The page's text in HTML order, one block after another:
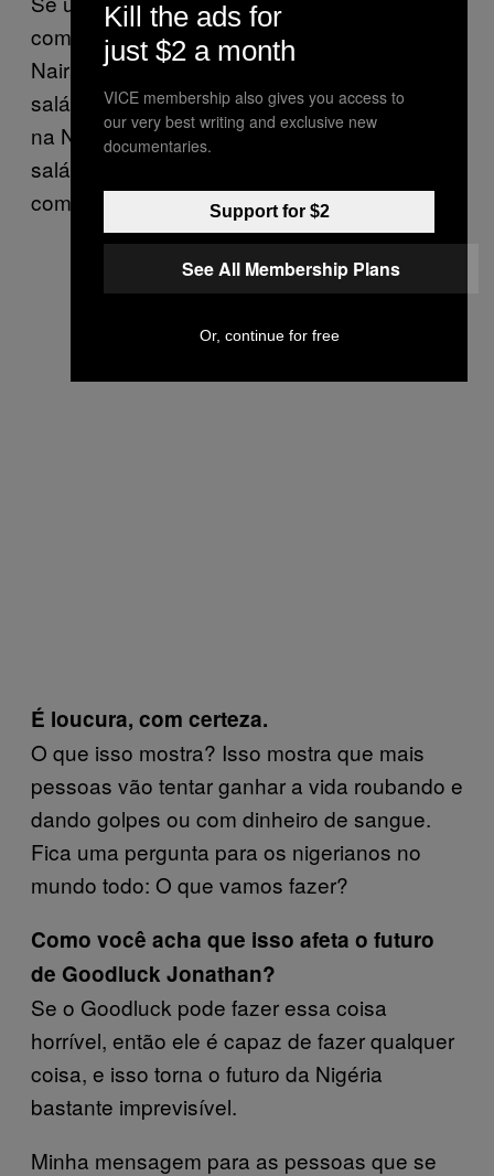
combustível por dia, ele vai gastar 52.875
Naira [$328] em 25 dias de trabalho. Se o
salário mínimo é de 18.000, isso significa que
na Nigéria estamos gastando 293% do
salário mínimo QUE NÃO TEMOS em
combustível. Não é uma loucura?
É loucura, com certeza.
O que isso mostra? Isso mostra que mais
pessoas vão tentar ganhar a vida roubando e
dando golpes ou com dinheiro de sangue.
Fica uma pergunta para os nigerianos no
mundo todo: O que vamos fazer?
Como você acha que isso afeta o futuro
de Goodluck Jonathan?
Se o Goodluck pode fazer essa coisa
horrível, então ele é capaz de fazer qualquer
coisa, e isso torna o futuro da Nigéria
bastante imprevisível.
Minha mensagem para as pessoas que se
Kill the ads for
just $2 a month
VICE membership also gives you access to
our very best writing and exclusive new
documentaries.
Support for $2
See All Membership Plans
Or, continue for free